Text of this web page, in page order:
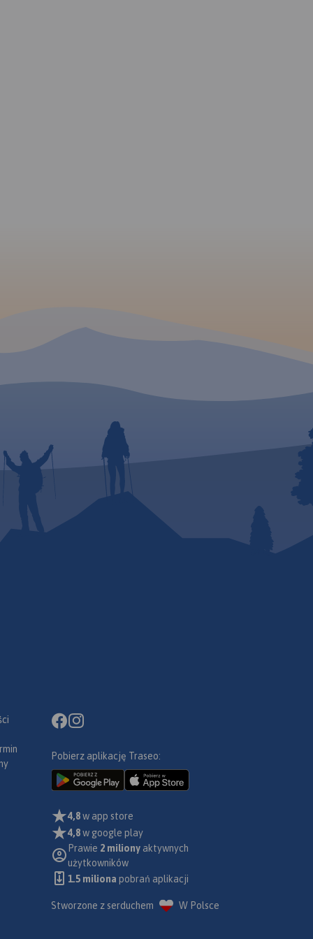
Pobierz aplikację Traseo:
4,8w app store
4,8w google play
Prawie 2 miliony aktywnych
użytkowników
1.5 miliona pobrań aplikacji
Stworzone z serduchem W Polsce